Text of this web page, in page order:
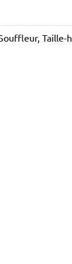
Taille-